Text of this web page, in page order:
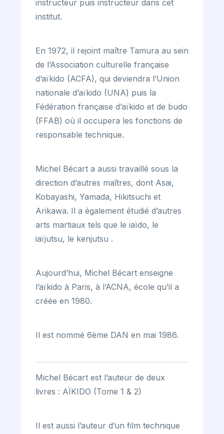
instructeur puis instructeur dans cet
institut.
En 1972, il rejoint maître Tamura au sein
de l’Association culturelle française
d’aïkido (ACFA), qui deviendra l’Union
nationale d’aïkido (UNA) puis la
Fédération française d’aïkido et de budo
(FFAB) où il occupera les fonctions de
responsable technique.
Michel Bécart a aussi travaillé sous la
direction d’autres maîtres, dont Asai,
Kobayashi, Yamada, Hikitsuchi et
Arikawa. Il a également étudié d’autres
arts martiaux tels que le iaïdo, le
iaïjutsu, le kenjutsu .
Aujourd’hui, Michel Bécart enseigne
l’aïkido à Paris, à l’ACNA, école qu’il a
créée en 1980.
Il est nommé 6ème DAN en mai 1986.
Michel Bécart est l’auteur de deux
livres : AÏKIDO (Tome 1 & 2)
Il est aussi l’auteur d’un film technique